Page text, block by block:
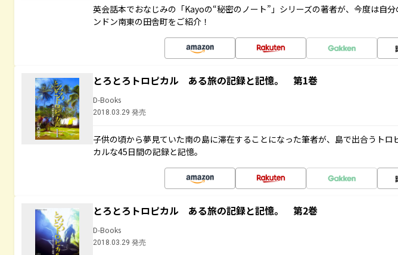
英会話本でおなじみの「Kayoの“秘密のノート”」シリーズの著者が、今度は自分
ンドン南東の田舎町をご紹介！
とろとろトロピカル ある旅の記録と記憶。 第1巻
D-Books
2018.03.29 発売
子供の頃から夢見ていた南の島に滞在することになった筆者が、島で出合うトロ
カルな45日間の記録と記憶。
とろとろトロピカル ある旅の記録と記憶。 第2巻
D-Books
2018.03.29 発売